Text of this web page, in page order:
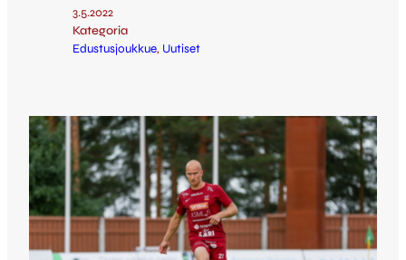
3.5.2022
Kategoria
Edustusjoukkue, Uutiset